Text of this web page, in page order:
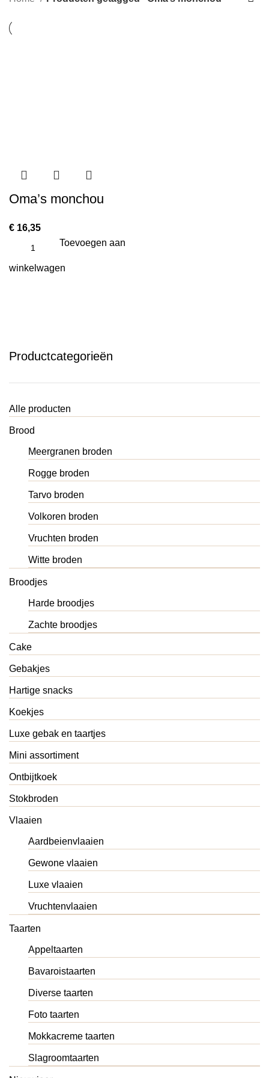
Productcategorieën
Alle producten
Brood
Meergranen broden
Rogge broden
Tarvo broden
Volkoren broden
Vruchten broden
Witte broden
Broodjes
Harde broodjes
Zachte broodjes
Cake
Gebakjes
Hartige snacks
Koekjes
Luxe gebak en taartjes
Mini assortiment
Ontbijtkoek
Stokbroden
Vlaaien
Aardbeienvlaaien
Gewone vlaaien
Luxe vlaaien
Vruchtenvlaaien
Taarten
Appeltaarten
Bavaroistaarten
Diverse taarten
Foto taarten
Mokkacreme taarten
Slagroomtaarten
Oma’s monchou
€ 16,35
Toevoegen aan
winkelwagen